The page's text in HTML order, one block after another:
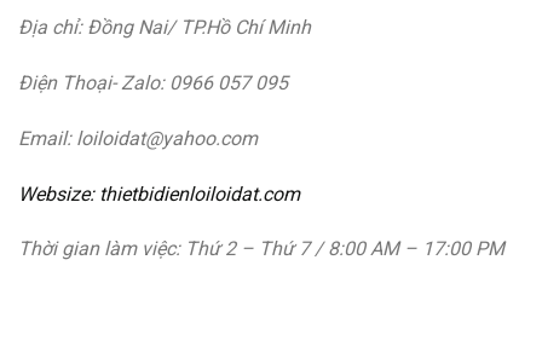
Địa chỉ: Đồng Nai/ TP.Hồ Chí Minh
Điện Thoại- Zalo: 0966 057 095
Email: loiloidat@yahoo.com
Websize: thietbidienloiloidat.com
Thời gian làm việc: Thứ 2 – Thứ 7 / 8:00 AM – 17:00 PM